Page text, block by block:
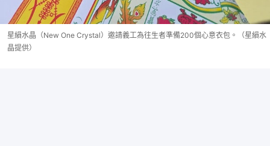
星縜水晶（New One Crystal）邀請義工為往生者準備200個心意衣包。（星縜水
晶提供）